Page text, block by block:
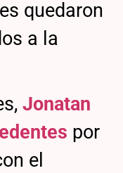
quedaron
a la
Jonatan
por
el